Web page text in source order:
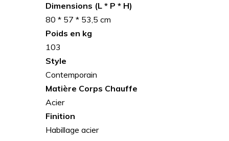
Dimensions (L * P * H)
80 * 57 * 53,5 cm
Poids en kg
103
Style
Contemporain
Matière Corps Chauffe
Acier
Finition
Habillage acier